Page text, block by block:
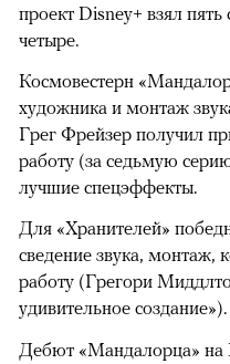
проект Disney+ взял
четыре.
Космовестерн
художника и монтаж
Грег Фрейзер получил
работу (за седьмую
лучшие спецэффекты.
Для «Хранителей»
сведение звука, монтаж,
работу (Грегори
удивительное создание»).
Дебют «Мандалорца» на